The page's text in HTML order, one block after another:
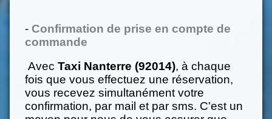
-Confirmation de prise en compte de
commande
AvecTaxi Nanterre (92014), à chaque
fois que vous effectuez une réservation,
vous recevez simultanément votre
confirmation, par mail et par sms. C'est un